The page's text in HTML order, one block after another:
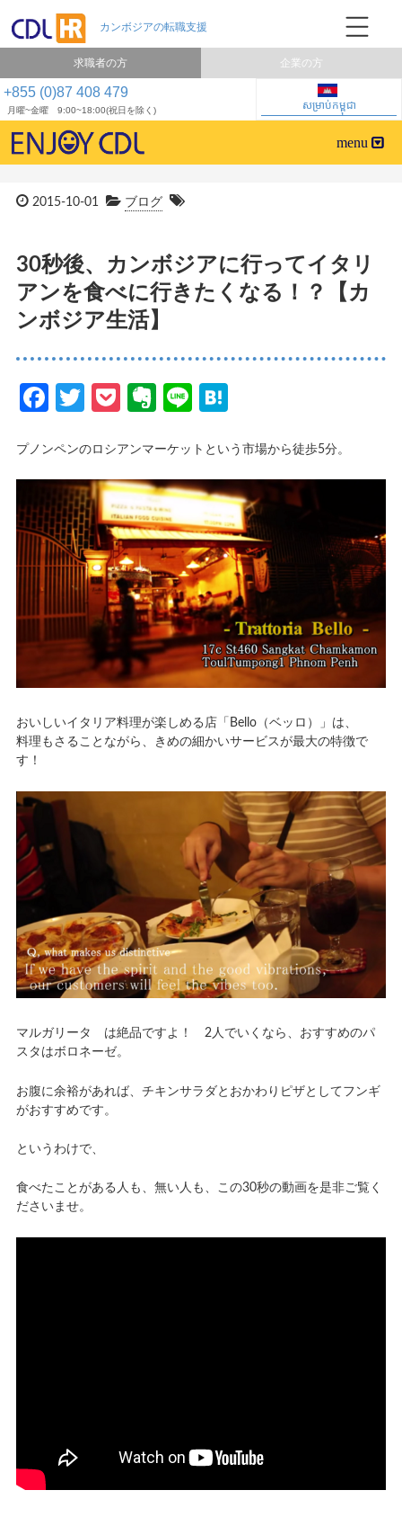
+855 (0)87 408 479
月曜~金曜 9:00~18:00(祝日を除く) សម្រាប់កម្ពុជា
求職者の方 企業の方
2015-10-01 ブログ
30秒後、カンボジアに行ってイタリ
アンを食べに行きたくなる！？【カ
ンボジア生活】
Facebook
Twitter
PocketEvernote
Line
プノンペンのロシアンマーケットという市場から徒歩5分。
おいしいイタリア料理が楽しめる店「Bello（ベッロ）」は、
料理もさることながら、きめの細かいサービスが最大の特徴で
す！
マルガリータ は絶品ですよ！ 2人でいくなら、おすすめのパ
スタはボロネーゼ。
お腹に余裕があれば、チキンサラダとおかわりピザとしてフンギ
がおすすめです。
というわけで、
食べたことがある人も、無い人も、この30秒の動画を是非ご覧く
ださいませ。